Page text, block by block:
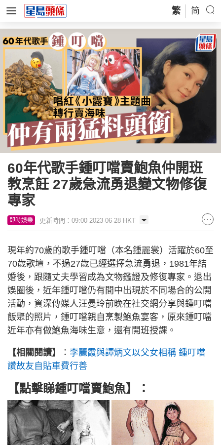
繁 简
60年代歌手鍾叮噹賣鮑魚仲開班
教烹飪 27歲急流勇退變文物修復
專家
即時娛樂 更新時間：09:00 2023-06-28 HKT
現年約70歲的歌手鍾叮噹（本名鍾麗裳）活躍於60至
70歲歌壇，不過27歲已經選擇急流勇退，1981年結
婚後，跟隨丈夫學習成為文物鑑證及修復專家。退出
娛圈後，近年鍾叮噹仍有間中出現於不同場合的公開
活動，資深傳媒人汪曼玲前晚在社交網分享與鍾叮噹
飯聚的照片，鍾叮噹親自烹製鮑魚宴客，原來鍾叮噹
近年亦有做鮑魚海味生意，還有開班授課。
【相關閱讀】 ： 李麗霞與譚炳文以父女相稱 鍾叮噹
讚故友自貼車費行善
【點擊睇鍾叮噹賣鮑魚】：